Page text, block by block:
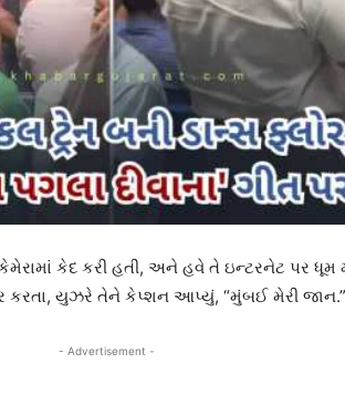
કેદ કરી હતી, અને હવે તે ઇન્ટરનેટ પર ધૂમ
કરતા, યુઝરે તેને કેપ્શન આપ્યું, “મુંબઈ મેરી જાન.”
- Advertisement -